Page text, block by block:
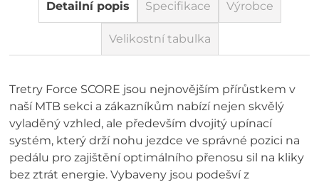
Detailní popis Specifikace Výrobce
Velikostní tabulka
Tretry Force SCORE jsou nejnovějším přírůstkem v
naší MTB sekci a zákazníkům nabízí nejen skvělý
vyladěný vzhled, ale především dvojitý upínací
systém, který drží nohu jezdce ve správné pozici na
pedálu pro zajištění optimálního přenosu sil na kliky
bez ztrát energie. Vybaveny jsou podešví z